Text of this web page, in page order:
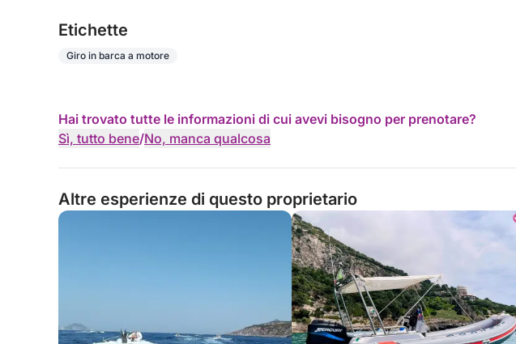
Etichette
Giro in barca a motore
Hai trovato tutte le informazioni di cui avevi bisogno per prenotare?
Sì, tutto bene/No, manca qualcosa
Altre esperienze di questo proprietario